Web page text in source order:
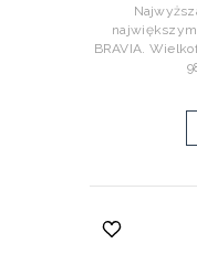
BRAVIA.